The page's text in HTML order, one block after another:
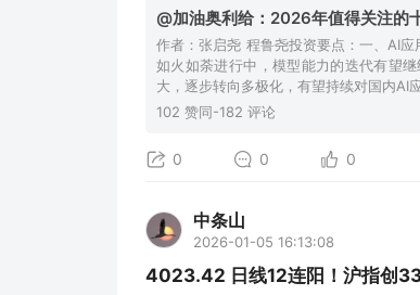
@加油奥利给：2026年值得关注的
作者：张启尧 程鲁尧投资要点：一、AI
如火如荼进行中，模型能力的迭代有望
大，逐步转向多极化，有望持续对国内AI
102 赞同-182 评论
0 0 0
中条山
2026-01-05 16:13:08
4023.42 日线12连阳！沪指创